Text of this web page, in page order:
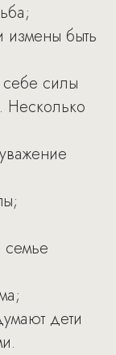
измены быть
силы
Несколько
семье
дети